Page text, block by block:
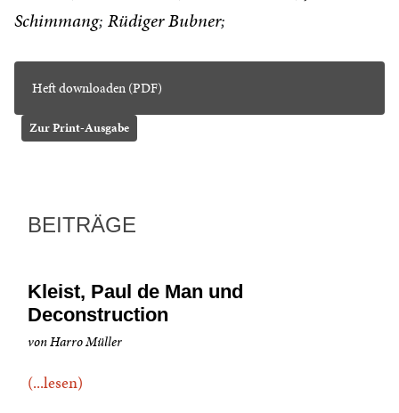
Schimmang Rüdiger Bubner
Heft downloaden (PDF)
Zur Print-Ausgabe
BEITRÄGE
Kleist, Paul de Man und
Deconstruction
von Harro Müller
(...lesen)